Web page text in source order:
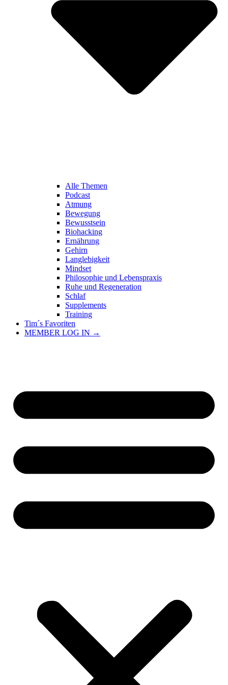
Alle Themen
Podcast
Atmung
Bewegung
Bewusstsein
Biohacking
Ernährung
Gehirn
Langlebigkeit
Mindset
Philosophie und Lebenspraxis
Ruhe und Regeneration
Schlaf
Supplements
Training
Tim´s Favoriten
MEMBER LOG IN →